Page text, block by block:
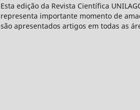
Esta edição da Revista Científica
representa importante momento de
são apresentados artigos em todas as